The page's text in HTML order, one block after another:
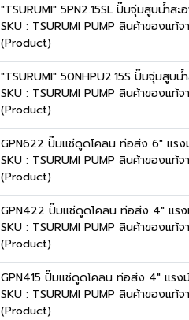
"TSURUMI" 5PN2.15SL ปั๊มจุ่มสูบน้ำ
SKU : TSURUMI PUMP สินค้าของแท้
(Product)
"TSURUMI" 50NHPU2.15S ปั๊มจุ่มสู
SKU : TSURUMI PUMP สินค้าของแท้
(Product)
GPN622 ปั๊มแช่ดูดโคลน ท่อส่ง 6" แรง
SKU : TSURUMI PUMP สินค้าของแท้
(Product)
GPN422 ปั๊มแช่ดูดโคลน ท่อส่ง 4" แรง
SKU : TSURUMI PUMP สินค้าของแท้
(Product)
GPN415 ปั๊มแช่ดูดโคลน ท่อส่ง 4" แรง
SKU : TSURUMI PUMP สินค้าของแท้
(Product)